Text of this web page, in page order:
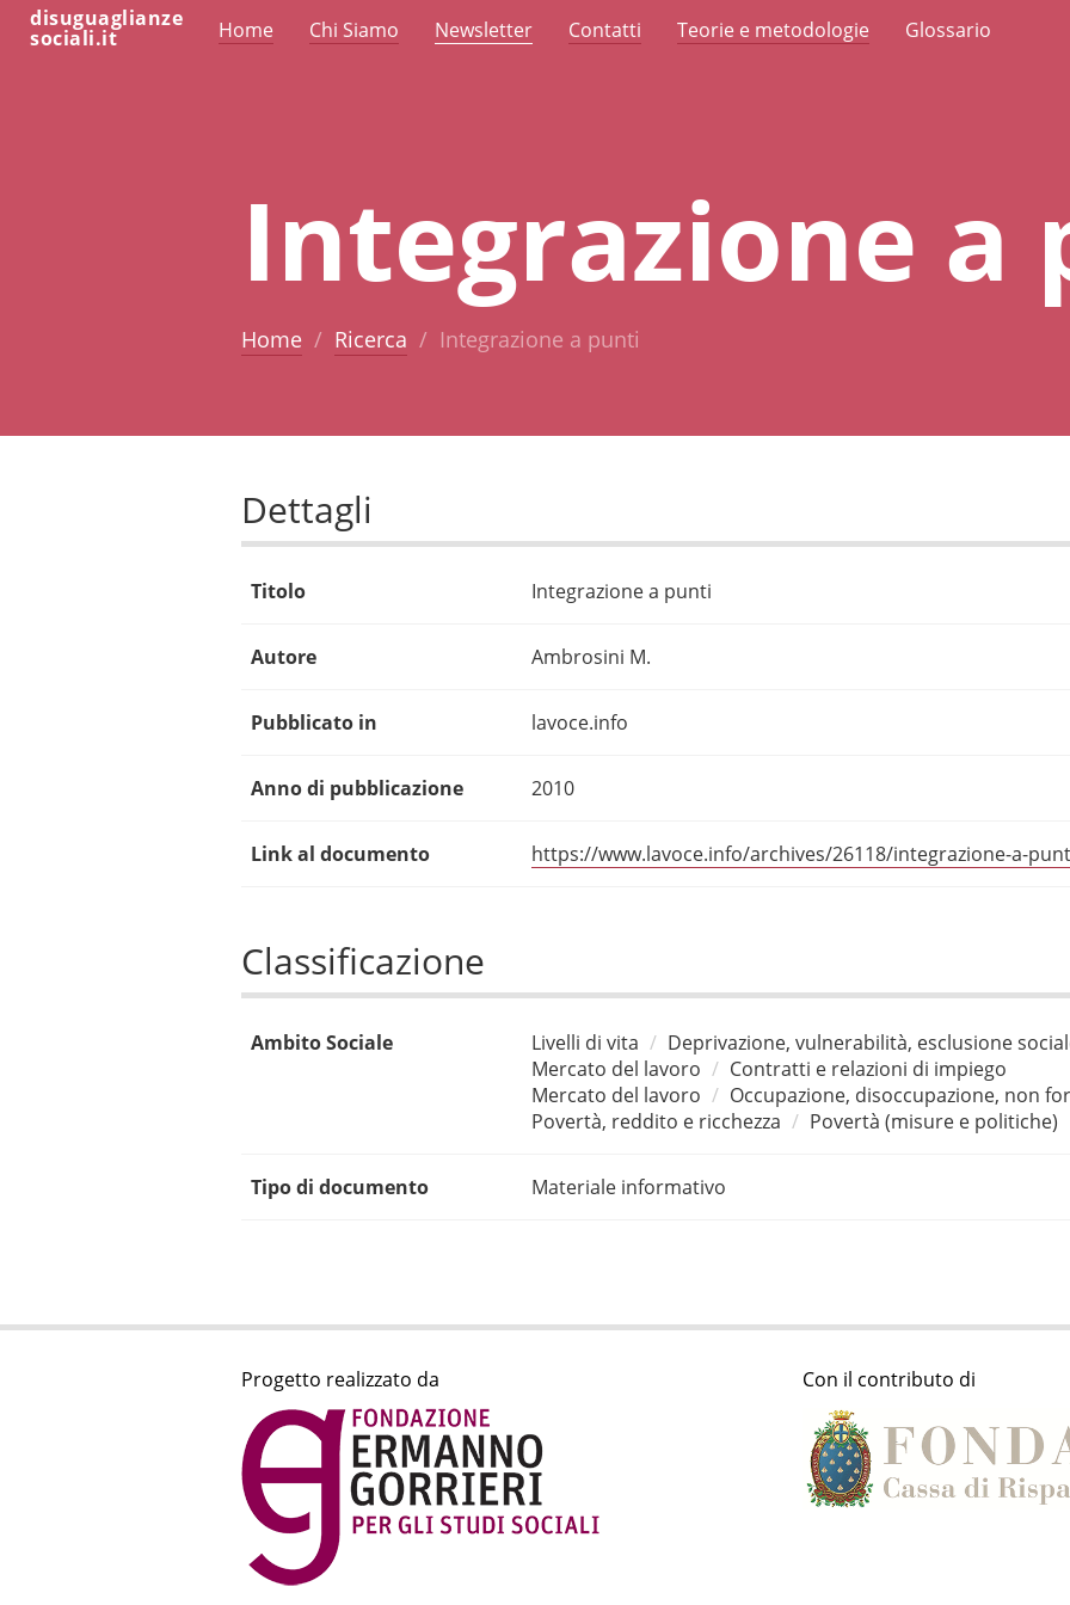
disuguaglianze
sociali.it Home Chi Siamo Newsletter Contatti Teorie e metodologie Glossario
Integrazione a
Home Ricerca Integrazione a punti
Dettagli
Titolo Integrazione a punti
Autore Ambrosini M.
Pubblicato in lavoce.info
Anno di pubblicazione 2010
Link al documento https://www.lavoce.info/archives/26118/integrazione-a-
Classificazione
Ambito Sociale Livelli di vita
Deprivazione, vulnerabilità, esclusione
Mercato del lavoro
Contratti e relazioni di impiego
Mercato del lavoro
Occupazione, disoccupazione, non
Povertà, reddito e ricchezza
Povertà (misure e politiche)
Tipo di documento Materiale informativo
Progetto realizzato da Con il contributo di